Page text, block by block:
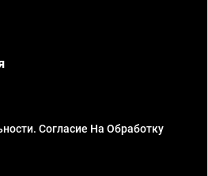
Согласие На Обработку